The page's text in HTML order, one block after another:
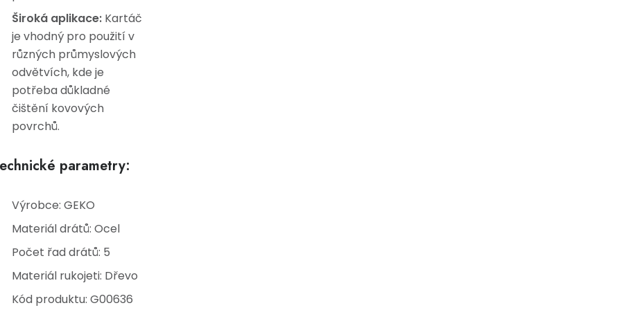
Široká aplikace: Kartáč
je vhodný pro použití v
různých průmyslových
odvětvích, kde je
potřeba důkladné
čištění kovových
povrchů.
parametry:
Výrobce: GEKO
Materiál drátů: Ocel
Počet řad drátů: 5
Materiál rukojeti: Dřevo
Kód produktu: G00636